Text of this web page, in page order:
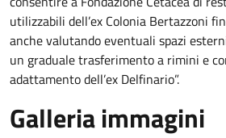
utilizzabili dell’ex Colonia Bertazzoni
anche valutando eventuali spazi
un graduale trasferimento a rimini e
adattamento dell’ex Delfinario”.
Galleria immagini